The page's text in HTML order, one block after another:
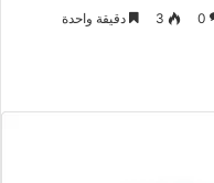
0
3 دقيقة واحدة